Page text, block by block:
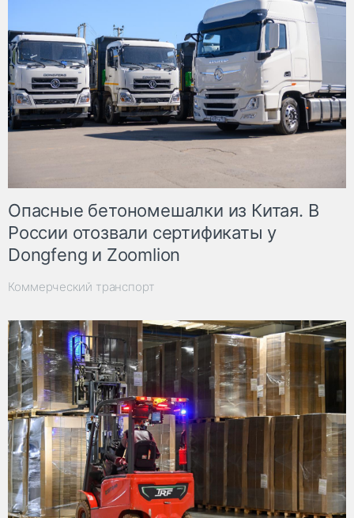
Опасные бетономешалки из Китая. В
России отозвали сертификаты у
Dongfeng и Zoomlion
Коммерческий транспорт